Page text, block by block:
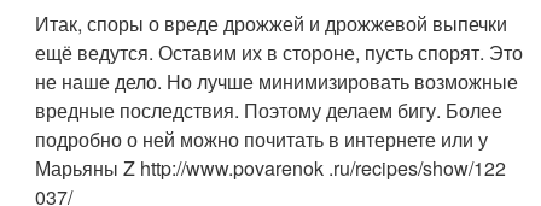
Итак, споры о вреде дрожжей и дрожжевой выпечки
ещё ведутся. Оставим их в стороне, пусть спорят. Это
не наше дело. Но лучше минимизировать возможные
вредные последствия. Поэтому делаем бигу. Более
подробно о ней можно почитать в интернете или у
Марьяны Z http://www.povarenok .ru/recipes/show/122
037/